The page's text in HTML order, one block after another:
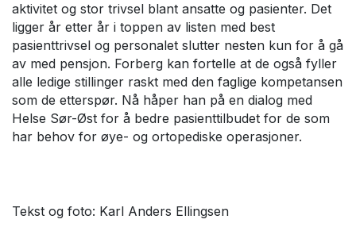
aktivitet og stor trivsel blant ansatte og pasienter. Det
ligger år etter år i toppen av listen med best
pasienttrivsel og personalet slutter nesten kun for å gå
av med pensjon. Forberg kan fortelle at de også fyller
alle ledige stillinger raskt med den faglige kompetansen
som de etterspør. Nå håper han på en dialog med
Helse Sør-Øst for å bedre pasienttilbudet for de som
har behov for øye- og ortopediske operasjoner.
Tekst og foto: Karl Anders Ellingsen